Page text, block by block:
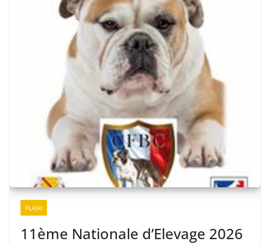
FLASH
11ème Nationale d’Elevage 2026